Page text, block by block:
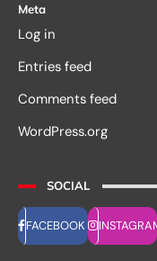
Meta
Log in
Entries feed
Comments feed
WordPress.org
SOCIAL
FACEBOOK